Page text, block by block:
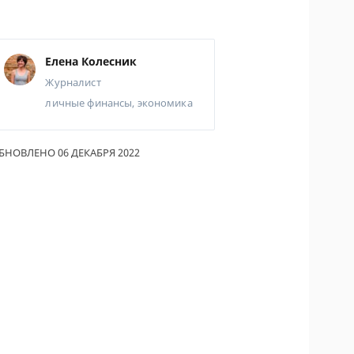
ПОЛИСЫ
КОМПАНИИ
Елена Колесник
Журналист
личные финансы, экономика
06 ДЕКАБРЯ 2022